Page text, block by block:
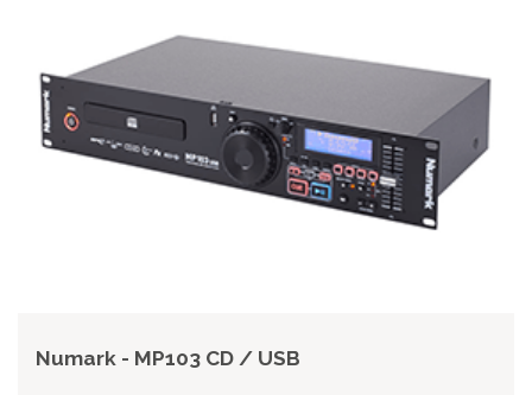
Numark - MP103 CD / USB